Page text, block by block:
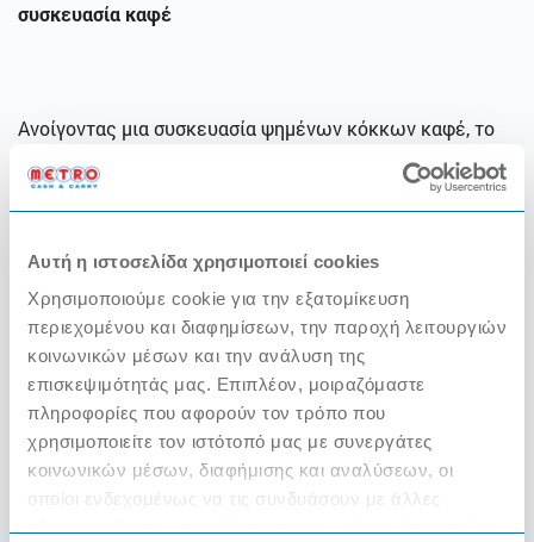
Αυτή η ιστοσελίδα χρησιμοποιεί cookies
Χρησιμοποιούμε cookie για την εξατομίκευση
περιεχομένου και διαφημίσεων, την παροχή λειτουργιών
κοινωνικών μέσων και την ανάλυση της
επισκεψιμότητάς μας. Επιπλέον, μοιραζόμαστε
πληροφορίες που αφορούν τον τρόπο που
χρησιμοποιείτε τον ιστότοπό μας με συνεργάτες
κοινωνικών μέσων, διαφήμισης και αναλύσεων, οι
οποίοι ενδεχομένως να τις συνδυάσουν με άλλες
συσκευασία καφέ
Ανοίγοντας μια συσκευασία ψημένων κόκκων καφέ, το
κύριο μας μέλημα είναι να τον συντηρήσουμε σωστά για
Χρησιμοποιούμε αεροστεγή(πλαστικά η
επαφή με το φως όσο και το οξυγόνο.
Φυλάμε τα αεροστεγή μας δοχεία σε σκοτεινό και
ξηρό μέρος.
Δεν φυλάμε τον καφέ μας στο ψυγείο και σε
μέρος που έχει υγρασία.